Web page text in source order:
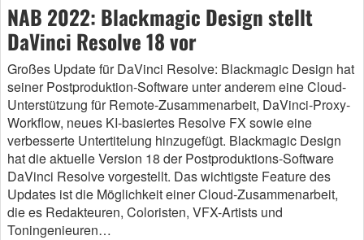
NAB 2022: Blackmagic Design stellt
DaVinci Resolve 18 vor
Großes Update für DaVinci Resolve: Blackmagic Design hat
seiner Postproduktion-Software unter anderem eine Cloud-
Unterstützung für Remote-Zusammenarbeit, DaVinci-Proxy-
Workflow, neues KI-basiertes Resolve FX sowie eine
verbesserte Untertitelung hinzugefügt. Blackmagic Design
hat die aktuelle Version 18 der Postproduktions-Software
DaVinci Resolve vorgestellt. Das wichtigste Feature des
Updates ist die Möglichkeit einer Cloud-Zusammenarbeit,
die es Redakteuren, Coloristen, VFX-Artists und
Toningenieuren…